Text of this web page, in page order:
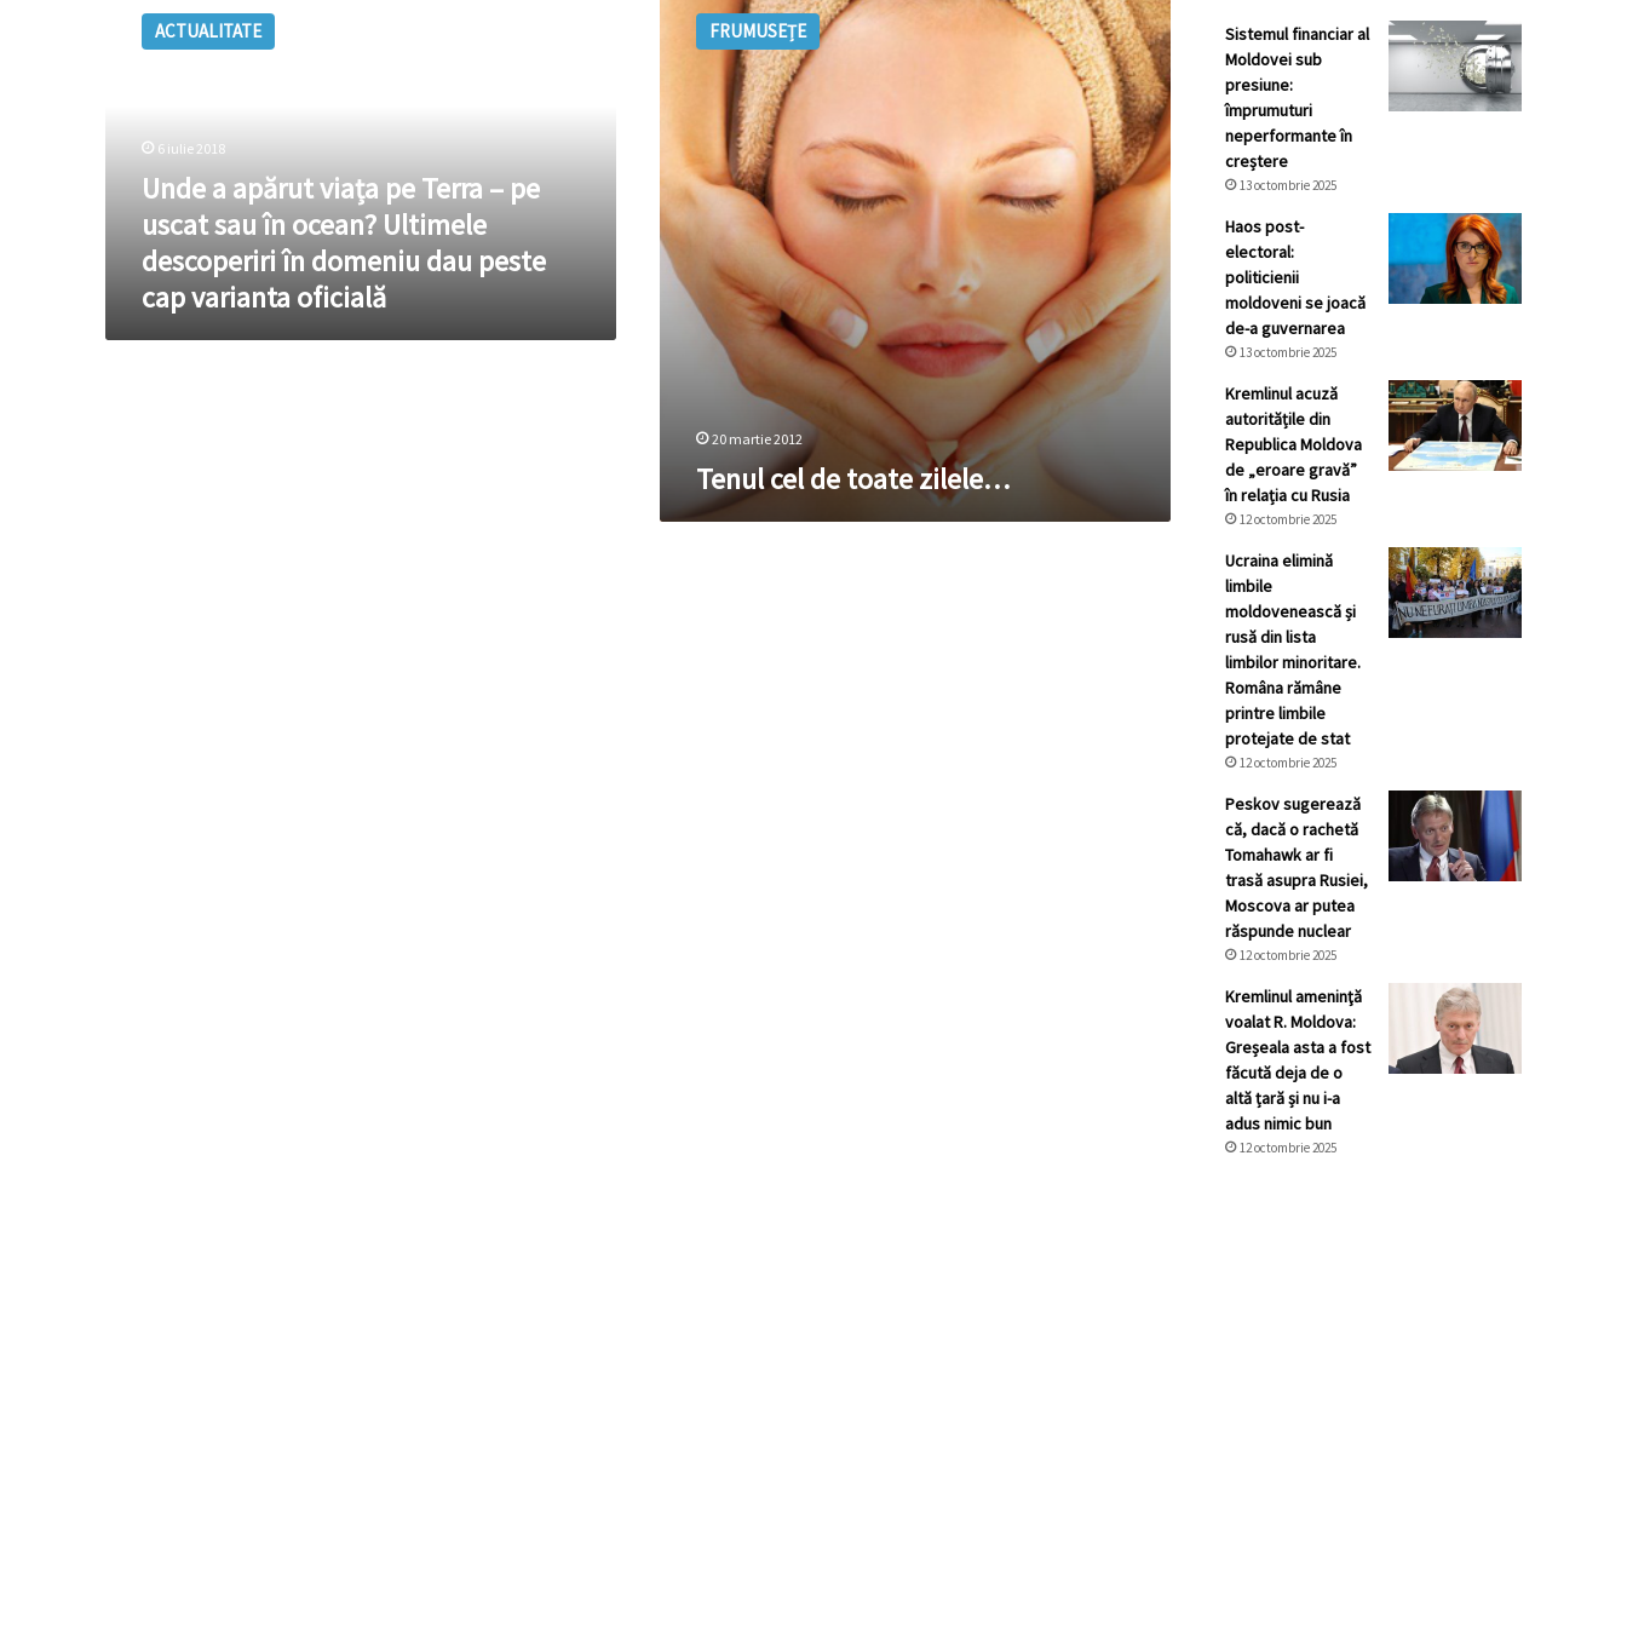
apărut
uscat
ocean?
Ultimele
descoperiri
în
ACTUALITATE
6 iulie 2018
Unde a apărut viața pe Terra – pe
uscat sau în ocean? Ultimele
descoperiri în domeniu dau peste
cap varianta oficială
FRUMUSEȚE
20 martie 2012
Tenul cel de toate zilele…
Sistemul financiar al
Moldovei sub
presiune:
împrumuturi
neperformante în
creștere
13 octombrie 2025
Haos post-
electoral:
politicienii
moldoveni se joacă
de-a guvernarea
13 octombrie 2025
Kremlinul acuză
autoritățile din
Republica Moldova
de „eroare gravă”
în relația cu Rusia
12 octombrie 2025
Ucraina elimină
limbile
moldovenească și
rusă din lista
limbilor minoritare.
Româna rămâne
printre limbile
protejate de stat
12 octombrie 2025
Peskov sugerează
că, dacă o rachetă
Tomahawk ar fi
trasă asupra Rusiei,
Moscova ar putea
răspunde nuclear
12 octombrie 2025
Kremlinul ameninţă
voalat R. Moldova:
Greșeala asta a fost
făcută deja de o
altă țară și nu i-a
adus nimic bun
12 octombrie 2025